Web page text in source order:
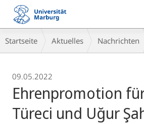
Mobile-
Navigation
Breadcrumb-
Navigation
Startseite Aktuelles Nachrichten
09.05.2022
Ehrenpromotion
Türeci und Uğur